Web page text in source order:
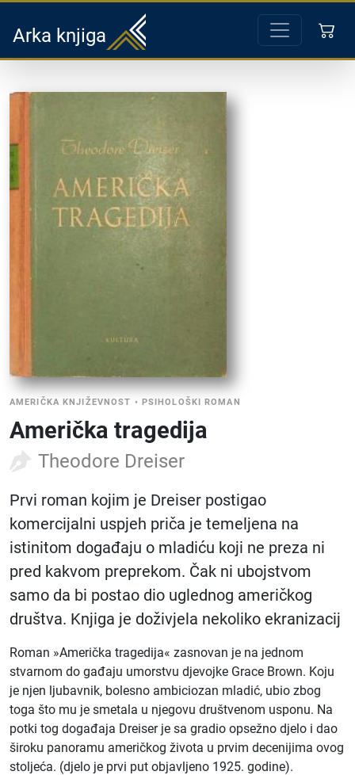
Arka knjiga
AMERIČKA KNJIŽEVNOST • PSIHOLOŠKI ROMAN
Američka tragedija
Theodore Dreiser
Prvi roman kojim je Dreiser postigao
komercijalni uspjeh priča je temeljena na
istinitom događaju o mladiću koji ne preza ni
pred kakvom preprekom. Čak ni ubojstvom
samo da bi postao dio uglednog američkog
društva. Knjiga je doživjela nekoliko ekranizacij
Roman »Američka tragedija« zasnovan je na jednom
stvarnom do gađaju umorstvu djevojke Grace Brown. Koju
je njen ljubavnik, bolesno ambiciozan mladić, ubio zbog
toga što mu je smetala u njegovu društvenom usponu. Na
potki tog događaja Dreiser je sa gradio opsežno djelo i dao
široku panoramu američkog života u prvim decenijima ovog
stoljeća. (djelo je prvi put objavljeno 1925. godine).